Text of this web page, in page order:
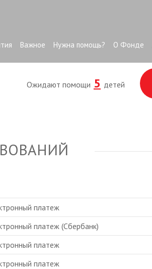
Важное Нужна помощь? О Фонде
Ожидают помощи 5 детей
платеж
платеж (Сбербанк)
платеж
платеж